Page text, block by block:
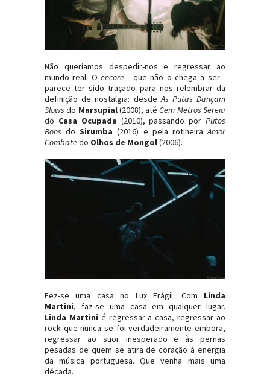
Não queríamos despedir-nos e regressar ao
mundo real. Oencore - que não o chega a ser -
parece ter sido traçado para nos relembrar da
definição de nostalgia: desdeAs Putas Dançam
Slows do Marsupial(2008), atéCem Metros Sereia
do Casa Ocupada (2010), passando porPutos
Bons doSirumba (2016) e pela rotineiraAmor
Combatedo Olhos de Mongol(2006).
Fez-se uma casa no Lux Frágil. Com Linda
Martini, faz-se uma casa em qualquer lugar.
Linda Martini é regressar a casa, regressar ao
rock que nunca se foi verdadeiramente embora,
regressar ao suor inesperado e às pernas
pesadas de quem se atira de coração à energia
da música portuguesa. Que venha mais uma
década.